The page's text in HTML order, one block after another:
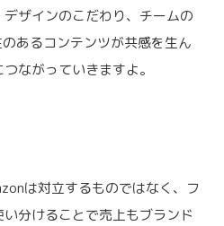
ザインのこだわり、チームの
あるコンテンツが共感を生ん
ながっていきますよ。
は対立するものではなく、フ
分けることで売上もブランド